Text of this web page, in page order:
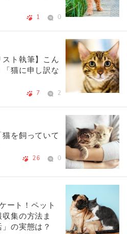
1 0
スト執筆】こん
猫に申し訳な
7 2
を飼っていて
26 0
ート！ペット
集の方法ま
の実態は？